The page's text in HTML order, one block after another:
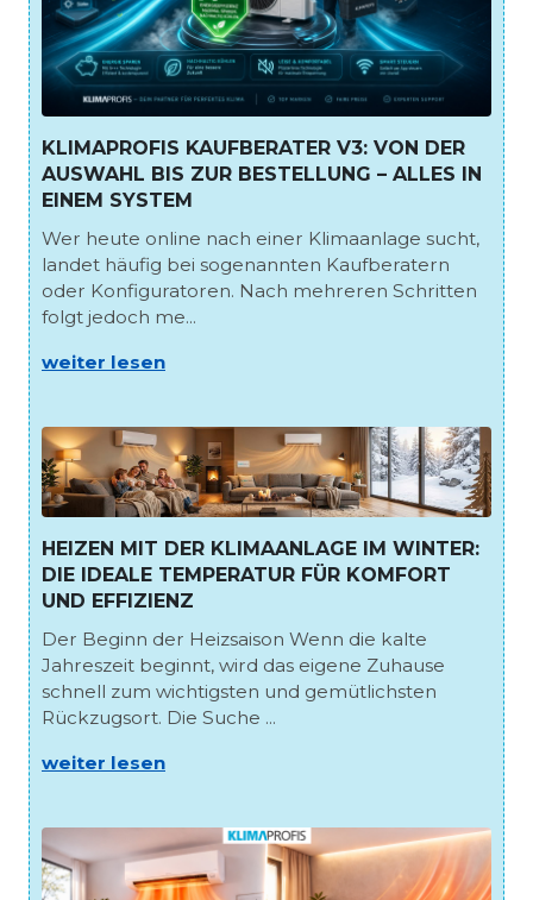
KLIMAPROFIS KAUFBERATER V3: VON DER
AUSWAHL BIS ZUR BESTELLUNG – ALLES IN
EINEM SYSTEM
Wer heute online nach einer Klimaanlage sucht,
landet häufig bei sogenannten Kaufberatern
oder Konfiguratoren. Nach mehreren Schritten
folgt jedoch me...
weiter lesen
HEIZEN MIT DER KLIMAANLAGE IM WINTER:
DIE IDEALE TEMPERATUR FÜR KOMFORT
UND EFFIZIENZ
Der Beginn der Heizsaison Wenn die kalte
Jahreszeit beginnt, wird das eigene Zuhause
schnell zum wichtigsten und gemütlichsten
Rückzugsort. Die Suche ...
weiter lesen